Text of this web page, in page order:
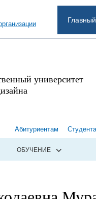
университет
Абитуриентам
ОБУЧЕНИЕ